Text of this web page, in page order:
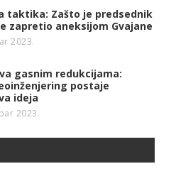
taktika: Zašto je predsednik
zapretio aneksijom Gvajane
2023.
gasnim redukcijama:
postaje
ideja
2023.